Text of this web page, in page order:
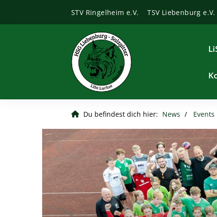
STV Ringelheim e.V. TSV Liebenburg e.V.
Du befindest dich hier: News Events